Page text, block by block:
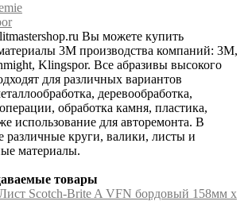
Вы можете купить
3М производства компаний: 3М,
Klingspor. Все абразивы высокого
для различных вариантов
деревообработка,
обработка камня, пластика,
использование для авторемонта. В
различные круги, валики, листы и
материалы.
товары